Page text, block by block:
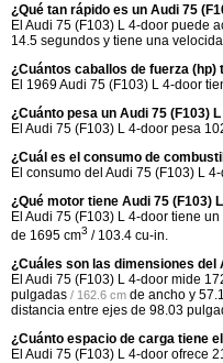
¿Qué tan rápido es un Audi 75
El Audi 75 (F103) L 4-door puede
14.5 segundos y tiene una
¿Cuántos caballos de fuerza (hp)
El 1969 Audi 75 (F103) L 4-door
¿Cuánto pesa un Audi 75 (F103)
El Audi 75 (F103) L 4-door pesa
¿Cuál es el consumo de
El consumo del Audi 75 (F103) L 4-
¿Qué motor tiene Audi 75 (F103)
El Audi 75 (F103) L 4-door tiene
de 1695 cm3 / 103.4 cu-in.
¿Cuáles son las dimensiones del
El Audi 75 (F103) L 4-door mide
pulgadas / 162.6 cm de ancho y
distancia entre ejes de 98.03
¿Cuánto espacio de carga tiene
El Audi 75 (F103) L 4-door ofrece